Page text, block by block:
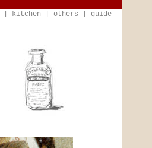
kitchen others guide